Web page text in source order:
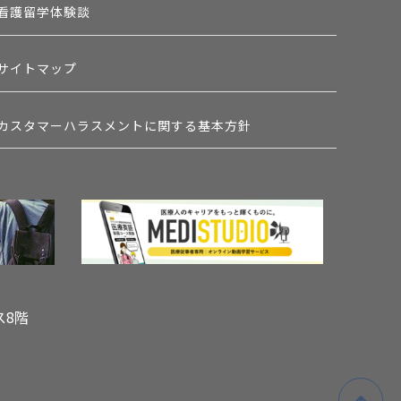
護留学体験談
イトマップ
スタマーハラスメントに関する基本方針
8階